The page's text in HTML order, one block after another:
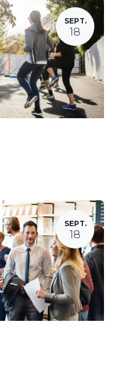
SEPT.
18
SEPT.
18